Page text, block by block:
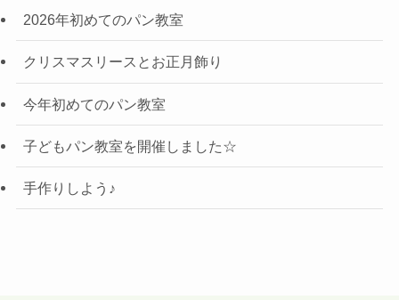
2026年初めてのパン教室
クリスマスリースとお正月飾り
今年初めてのパン教室
子どもパン教室を開催しました☆
手作りしよう♪